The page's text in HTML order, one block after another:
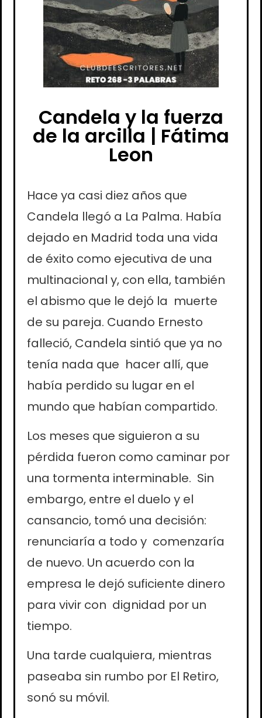
Candela y la fuerza
de la arcilla | Fátima
Leon
Hace ya casi diez años que
Candela llegó a La Palma. Había
dejado en Madrid toda una vida
de éxito como ejecutiva de una
multinacional y, con ella, también
el abismo que le dejó la muerte
de su pareja. Cuando Ernesto
falleció, Candela sintió que ya no
tenía nada que hacer allí, que
había perdido su lugar en el
mundo que habían compartido.
Los meses que siguieron a su
pérdida fueron como caminar por
una tormenta interminable. Sin
embargo, entre el duelo y el
cansancio, tomó una decisión:
renunciaría a todo y comenzaría
de nuevo. Un acuerdo con la
empresa le dejó suficiente dinero
para vivir con dignidad por un
tiempo.
Una tarde cualquiera, mientras
paseaba sin rumbo por El Retiro,
sonó su móvil.